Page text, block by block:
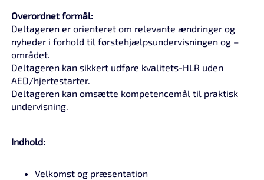
Overordnet formål:
Deltageren er orienteret om relevante ændringer og
nyheder i forhold til førstehjælpsundervisningen og –
området.
Deltageren kan sikkert udføre kvalitets-HLR uden
AED/hjertestarter.
Deltageren kan omsætte kompetencemål til praktisk
undervisning.
Indhold:
Velkomst og præsentation